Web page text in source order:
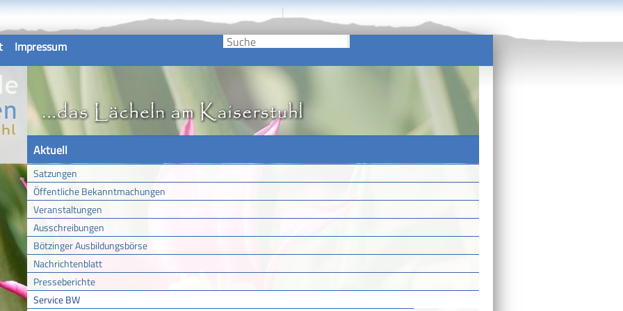
Impressum
Aktuell
Satzungen
Öffentliche Bekanntmachungen
Veranstaltungen
Ausschreibungen
Bötzinger Ausbildungsbörse
Nachrichtenblatt
Presseberichte
Service BW